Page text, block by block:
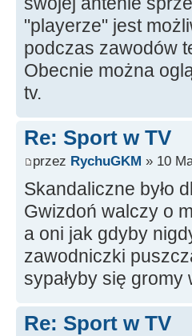
"playerze" jest
podczas zawodów
Obecnie można
tv.
Re: Sport w TV
przez RychuGKM » 10
Skandaliczne było
Gwizdoń walczy o
a oni jak gdyby
zawodniczki
sypałyby się
Re: Sport w TV